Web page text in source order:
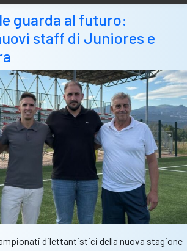
guarda al futuro:
staff di Juniores e
dilettantistici della nuova stagione